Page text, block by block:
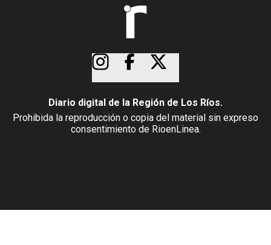
Diario digital de la Región de Los Ríos.
Prohibida la reproducción o copia del material sin expreso
consentimiento de RioenLinea.